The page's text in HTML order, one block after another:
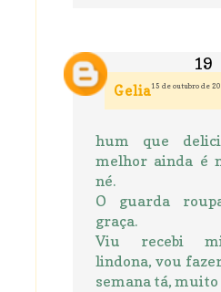
Gelia15 de outubro de
hum que
melhor ainda é
né.
O guarda
graça.
Viu recebi
lindona, vou
semana tá, muito